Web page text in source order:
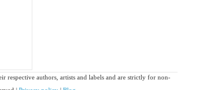
authors, artists and labels and are strictly for non-